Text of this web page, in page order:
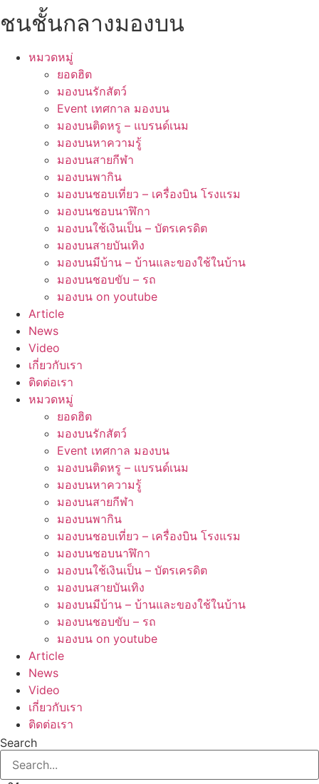
ชนชั้นกลางมองบน
หมวดหมู่
ยอดฮิต
มองบนรักสัตว์
Event เทศกาล มองบน
มองบนติดหรู – แบรนด์เนม
มองบนหาความรู้
มองบนสายกีฬา
มองบนพากิน
มองบนชอบเที่ยว – เครื่องบิน โรงแรม
มองบนชอบนาฬิกา
มองบนใช้เงินเป็น – บัตรเครดิต
มองบนสายบันเทิง
มองบนมีบ้าน – บ้านและของใช้ในบ้าน
มองบนชอบขับ – รถ
มองบน on youtube
Article
News
Video
เกี่ยวกับเรา
ติดต่อเรา
หมวดหมู่
ยอดฮิต
มองบนรักสัตว์
Event เทศกาล มองบน
มองบนติดหรู – แบรนด์เนม
มองบนหาความรู้
มองบนสายกีฬา
มองบนพากิน
มองบนชอบเที่ยว – เครื่องบิน โรงแรม
มองบนชอบนาฬิกา
มองบนใช้เงินเป็น – บัตรเครดิต
มองบนสายบันเทิง
มองบนมีบ้าน – บ้านและของใช้ในบ้าน
มองบนชอบขับ – รถ
มองบน on youtube
Article
News
Video
เกี่ยวกับเรา
ติดต่อเรา
Search